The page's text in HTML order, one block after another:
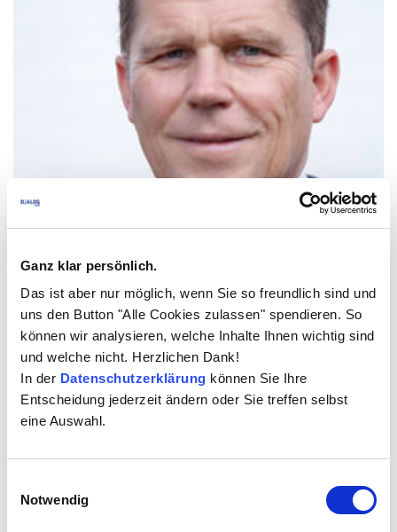
Ganz klar persönlich.
Das ist aber nur möglich, wenn Sie so freundlich sind und
uns den Button "Alle Cookies zulassen" spendieren. So
können wir analysieren, welche Inhalte Ihnen wichtig sind
und welche nicht. Herzlichen Dank!
In der Datenschutzerklärung können Sie Ihre
Entscheidung jederzeit ändern oder Sie treffen selbst
eine Auswahl.
Notwendig
InnoDataTech